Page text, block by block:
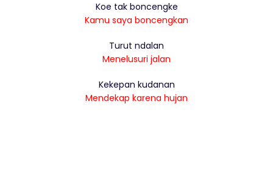
Koe tak boncengke
Kamu saya boncengkan
Turut ndalan
Menelusuri jalan
Kekepan kudanan
Mendekap karena hujan